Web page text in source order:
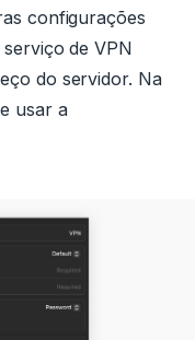
configurações
de VPN
do servidor. Na
usar a